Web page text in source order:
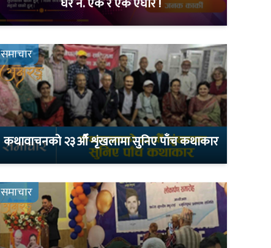
समाचार
कथावाचनको २३औँ शृंखलामा सुनिए पाँच कथाकार
समाचार